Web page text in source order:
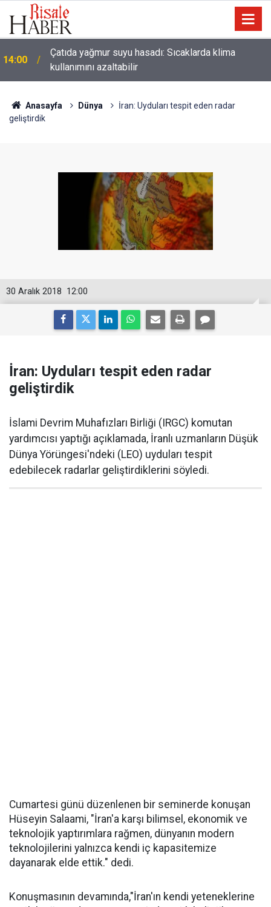
14:00
Çatıda yağmur suyu hasadı: Sıcaklarda klima
kullanımını azaltabilir
Anasayfa Dünya
İran: Uyduları tespit eden radar
geliştirdik
12:00
30 Aralık 2018
İran: Uyduları tespit eden radar
geliştirdik
İslami Devrim Muhafızları Birliği (IRGC) komutan
yardımcısı yaptığı açıklamada, İranlı uzmanların Düşük
Dünya Yörüngesi'ndeki (LEO) uyduları tespit
edebilecek radarlar geliştirdiklerini söyledi.
Cumartesi günü düzenlenen bir seminerde konuşan
Hüseyin Salaami, "İran'a karşı bilimsel, ekonomik ve
teknolojik yaptırımlara rağmen, dünyanın modern
teknolojilerini yalnızca kendi iç kapasitemize
dayanarak elde ettik." dedi.
Konuşmasının devamında,"İran'ın kendi yeteneklerine